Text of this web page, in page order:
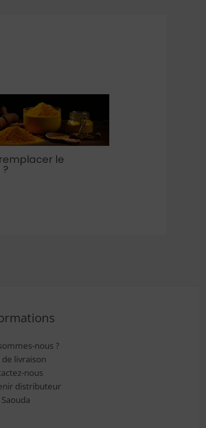
le
nous ?
de livraison
nous
distributeur